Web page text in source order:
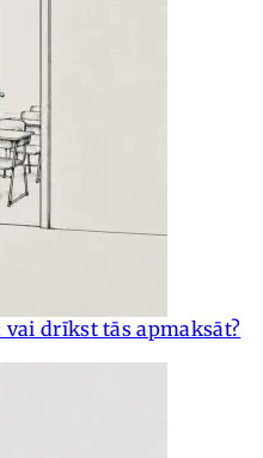
drīkst tās apmaksāt?